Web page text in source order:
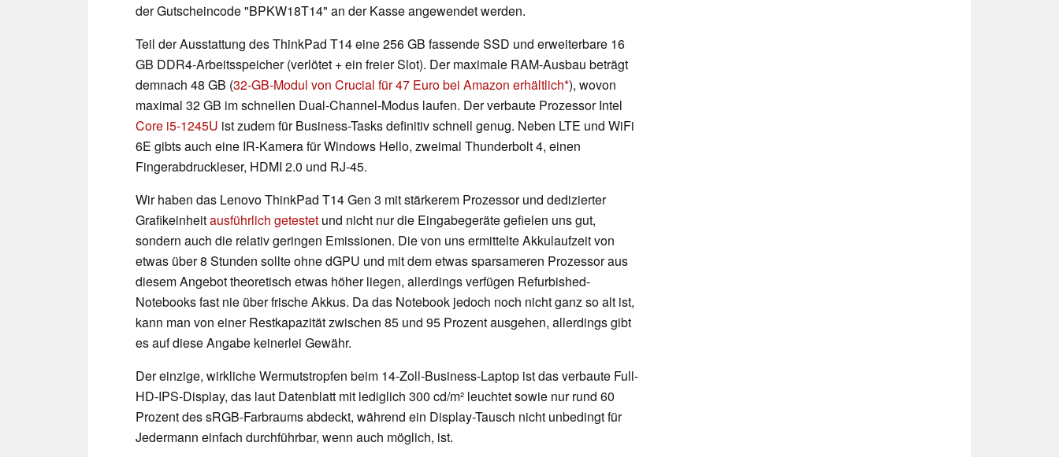
der Gutscheincode "BPKW18T14" an der Kasse angewendet werden.
Teil der Ausstattung des ThinkPad T14 eine 256 GB fassende SSD und erweiterbare 16
GB DDR4-Arbeitsspeicher (verlötet + ein freier Slot). Der maximale RAM-Ausbau beträgt
demnach 48 GB (32-GB-Modul von Crucial für 47 Euro bei Amazon erhältlich ), wovon
maximal 32 GB im schnellen Dual-Channel-Modus laufen. Der verbaute Prozessor Intel
Core i5-1245U ist zudem für Business-Tasks definitiv schnell genug. Neben LTE und WiFi
6E gibts auch eine IR-Kamera für Windows Hello, zweimal Thunderbolt 4, einen
Fingerabdruckleser, HDMI 2.0 und RJ-45.
Wir haben das Lenovo ThinkPad T14 Gen 3 mit stärkerem Prozessor und dedizierter
Grafikeinheitausführlich getestet und nicht nur die Eingabegeräte gefielen uns gut,
sondern auch die relativ geringen Emissionen. Die von uns ermittelte Akkulaufzeit von
etwas über 8 Stunden sollte ohne dGPU und mit dem etwas sparsameren Prozessor aus
diesem Angebot theoretisch etwas höher liegen, allerdings verfügen Refurbished-
Notebooks fast nie über frische Akkus. Da das Notebook jedoch noch nicht ganz so alt ist,
kann man von einer Restkapazität zwischen 85 und 95 Prozent ausgehen, allerdings gibt
es auf diese Angabe keinerlei Gewähr.
Der einzige, wirkliche Wermutstropfen beim 14-Zoll-Business-Laptop ist das verbaute Full-
HD-IPS-Display, das laut Datenblatt mit lediglich 300 cd/m² leuchtet sowie nur rund 60
Prozent des sRGB-Farbraums abdeckt, während ein Display-Tausch nicht unbedingt für
Jedermann einfach durchführbar, wenn auch möglich, ist.